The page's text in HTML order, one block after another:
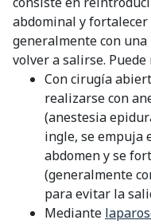
abdominal y
generalmente con
volver a salirse.
Con cirugía
realizarse con
(anestesia
ingle, se empuja
abdomen y se
(generalmente
para evitar la
Mediante